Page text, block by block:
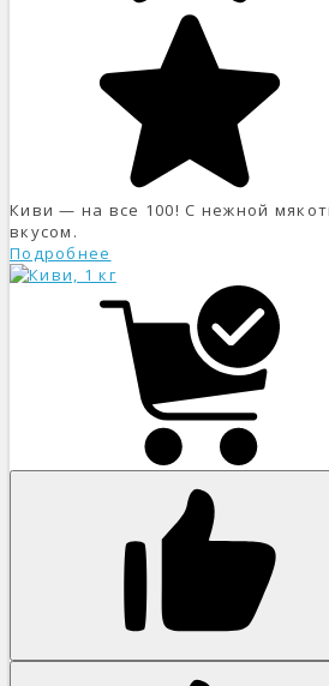
Киви — на все 100! С нежной
вкусом.
Подробнее